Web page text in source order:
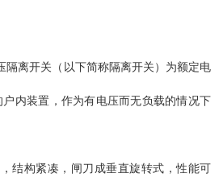
静触头侧接地和动静触头双接地等。额
CS6-2型、JSXGN-10型手动操作机构，
气温度不超过＋40℃；且在24h内测得的
周围空气温度为-15℃； c、湿度条件：
对湿度平均值不超过90%；月水蒸气压力
性物质的场所； e、来自开关设备外部的
隔离开关（以下简称隔离开关）为额定电
户内装置，作为有电压而无负载的情况下
构紧凑，闸刀成垂直旋转式，性能可